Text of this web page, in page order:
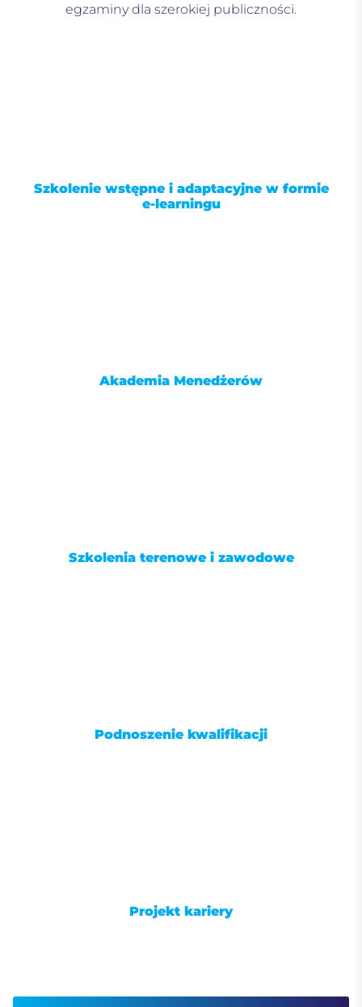
egzaminy dla szerokiej publiczności.
Szkolenie wstępne i adaptacyjne w formie
e-learningu
Akademia Menedżerów
Szkolenia terenowe i zawodowe
Podnoszenie kwalifikacji
Projekt kariery